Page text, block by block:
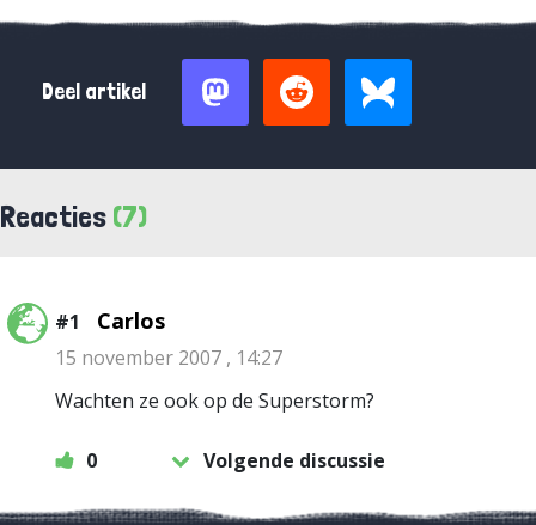
Deel artikel
Reacties (7)
#1 Carlos
15 november 2007 , 14:27
Wachten ze ook op de Superstorm?
0 Volgende discussie